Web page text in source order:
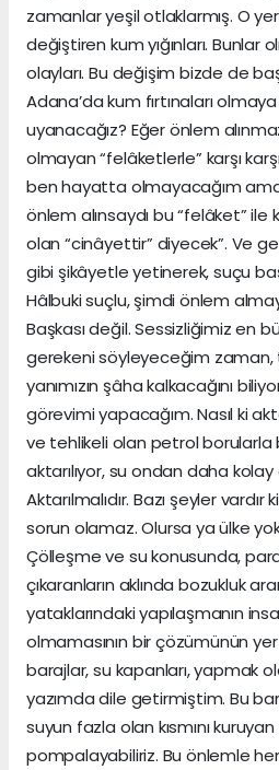
zamanlar yeşil otlaklarmış. O
değiştiren kum yığınları. Bunlar
olayları. Bu değişim bizde de
Adana’da kum fırtınaları
uyanacağız? Eğer önlem
olmayan “felâketlerle” karşı
ben hayatta olmayacağım ama
önlem alınsaydı bu “felâket” ile
olan “cinâyettir” diyecek”. Ve
gibi şikâyetle yetinerek, suçu
Hâlbuki suçlu, şimdi önlem
Başkası değil. Sessizliğimiz en
gerekeni söyleyeceğim
yanımızın şâha kalkacağını
görevimi yapacağım. Nasıl ki
ve tehlikeli olan petrol
aktarılıyor, su ondan daha kolay
Aktarılmalıdır. Bazı şeyler
sorun olamaz. Olursa ya ülke
Çölleşme ve su konusunda,
çıkaranların aklında bozukluk
yataklarındaki yapılaşmanın
olmamasının bir çözümünün
barajlar, su kapanları, yapmak
yazımda dile getirmiştim. Bu
suyun fazla olan kısmını
pompalayabiliriz. Bu önlemle